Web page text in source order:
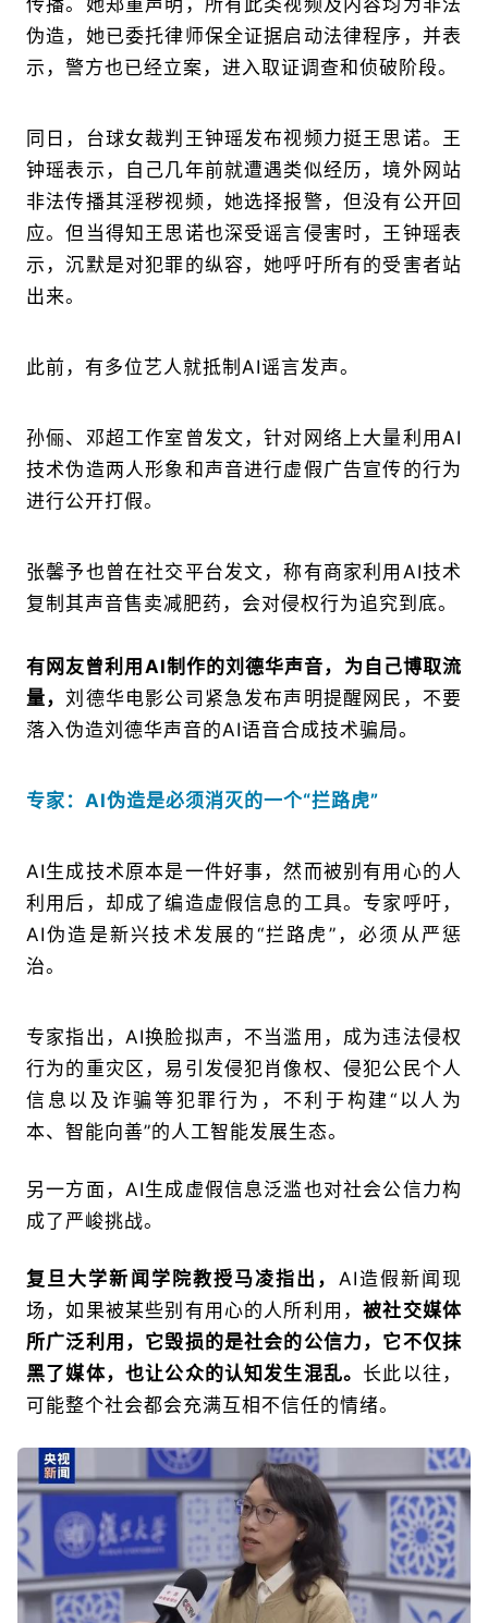
伪造，她已委托律师保全证据启动法律程序，并表
示，警方也已经立案，进入取证调查和侦破阶段。
同日，台球女裁判王钟瑶发布视频力挺王思诺。王
钟瑶表示，自己几年前就遭遇类似经历，境外网站
非法传播其淫秽视频，她选择报警，但没有公开回
应。但当得知王思诺也深受谣言侵害时，王钟瑶表
示，沉默是对犯罪的纵容，她呼吁所有的受害者站
出来。
此前，有多位艺人就抵制AI谣言发声。
孙俪、邓超工作室曾发文，针对网络上大量利用AI
技术伪造两人形象和声音进行虚假广告宣传的行为
进行公开打假。
张馨予也曾在社交平台发文，称有商家利用AI技术
复制其声音售卖减肥药，会对侵权行为追究到底。
有网友曾利用AI制作的刘德华声音，为自己博取流
量，刘德华电影公司紧急发布声明提醒网民，不要
落入伪造刘德华声音的AI语音合成技术骗局。
专家：AI伪造是必须消灭的一个“拦路虎”
AI生成技术原本是一件好事，然而被别有用心的人
利用后，却成了编造虚假信息的工具。专家呼吁，
AI伪造是新兴技术发展的“拦路虎”，必须从严惩
治。
专家指出，AI换脸拟声，不当滥用，成为违法侵权
行为的重灾区，易引发侵犯肖像权、侵犯公民个人
信息以及诈骗等犯罪行为，不利于构建“以人为
本、智能向善”的人工智能发展生态。
另一方面，AI生成虚假信息泛滥也对社会公信力构
成了严峻挑战。
复旦大学新闻学院教授马凌指出， AI造假新闻现
场，如果被某些别有用心的人所利用，被社交媒体
所广泛利用，它毁损的是社会的公信力，它不仅抹
黑了媒体，也让公众的认知发生混乱。 长此以往，
可能整个社会都会充满互相不信任的情绪。